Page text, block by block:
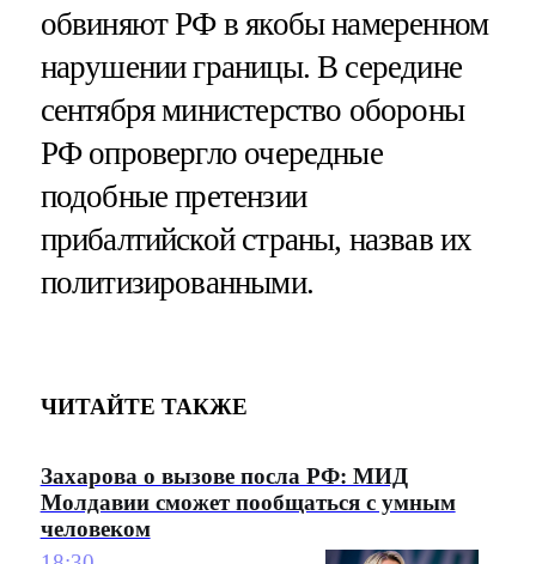
обвиняют РФ в якобы намеренном
нарушении границы. В середине
сентября министерство обороны
РФ опровергло очередные
подобные претензии
прибалтийской страны, назвав их
политизированными.
ЧИТАЙТЕ ТАКЖЕ
Захарова о вызове посла РФ: МИД
Молдавии сможет пообщаться с умным
человеком